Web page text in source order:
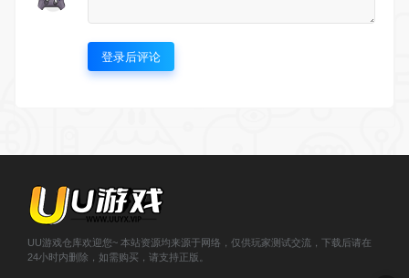
登录后评论
UU游戏仓库欢迎您~ 本站资源均来源于网络，仅供玩家测试交流，下载后请在
24小时内删除，如需购买，请支持正版。